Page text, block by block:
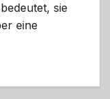
sie
eine